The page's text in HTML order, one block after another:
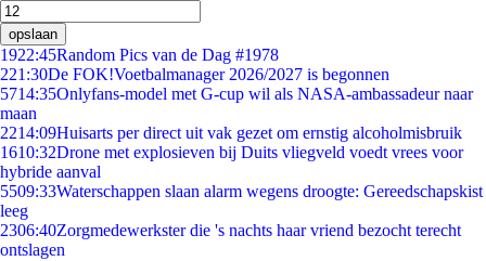
opslaan
1922:45Random Pics van de Dag #1978
221:30De FOK!Voetbalmanager 2026/2027 is begonnen
5714:35Onlyfans-model met G-cup wil als NASA-ambassadeur naar
maan
2214:09Huisarts per direct uit vak gezet om ernstig alcoholmisbruik
1610:32Drone met explosieven bij Duits vliegveld voedt vrees voor
hybride aanval
5509:33Waterschappen slaan alarm wegens droogte: Gereedschapskist
leeg
2306:40Zorgmedewerkster die 's nachts haar vriend bezocht terecht
ontslagen